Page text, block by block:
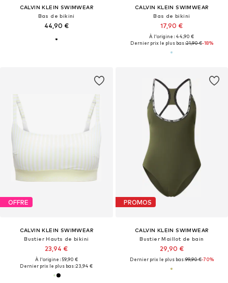
CALVIN KLEIN SWIMWEAR
Bas de bikini
44,90 €
CALVIN KLEIN SWIMWEAR
Bas de bikini
17,90 €
À l'origine : 44,90 €
Dernier prix le plus bas :21,90 €-18%
OFFRE
CALVIN KLEIN SWIMWEAR
Bustier Hauts de bikini
23,94 €
À l'origine : 59,90 €
Dernier prix le plus bas :23,94 €
PROMOS
CALVIN KLEIN SWIMWEAR
Bustier Maillot de bain
29,90 €
Dernier prix le plus bas :99,90 €-70%